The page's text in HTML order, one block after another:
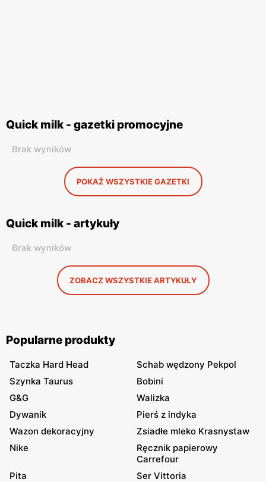
Quick milk - gazetki promocyjne
Brak wyników
POKAŻ WSZYSTKIE GAZETKI
Quick milk - artykuły
Brak wyników
ZOBACZ WSZYSTKIE ARTYKUŁY
Popularne produkty
Taczka Hard Head
Schab wędzony Pekpol
Szynka Taurus
Bobini
G&G
Walizka
Dywanik
Pierś z indyka
Wazon dekoracyjny
Zsiadłe mleko Krasnystaw
Nike
Ręcznik papierowy
Carrefour
Pita
Ser Vittoria